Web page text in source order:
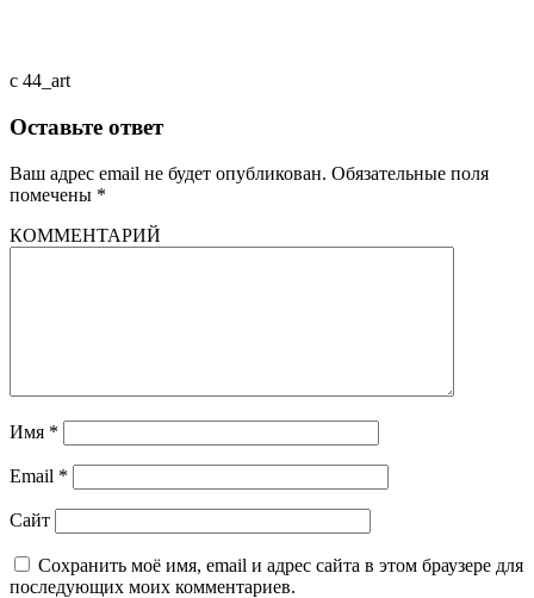
c 44_art
Оставьте ответ
Ваш адрес email не будет опубликован. Обязательные поля
помечены *
КОММЕНТАРИЙ
Имя *
Email *
Сайт
Сохранить моё имя, email и адрес сайта в этом браузере для
последующих моих комментариев.